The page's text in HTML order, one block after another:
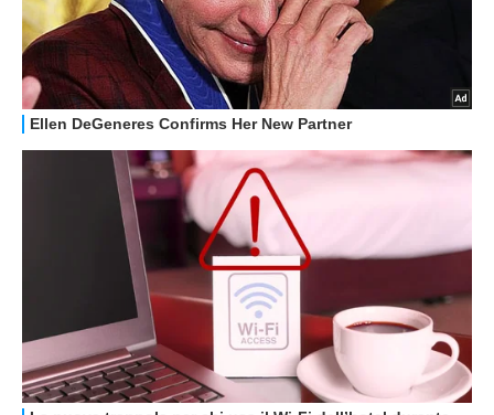
GUIDE ALL'ACQUISTO